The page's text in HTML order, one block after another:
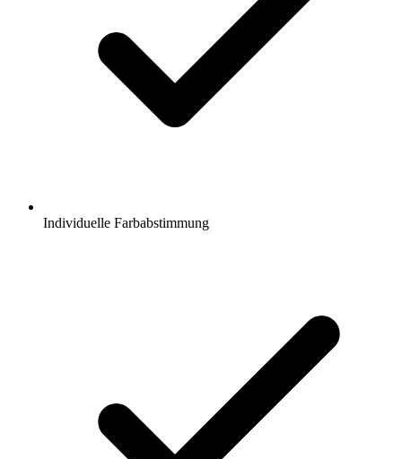
Individuelle Farbabstimmung